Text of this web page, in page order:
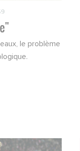
le problème